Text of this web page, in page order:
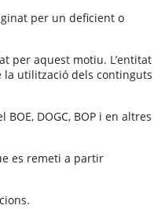
per un deficient o
per aquest motiu. L’entitat
utilització dels continguts
DOGC, BOP i en altres
es remeti a partir